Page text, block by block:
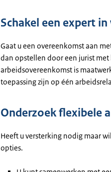
Schakel een expert
Gaat u een overeenkomst aan
dan opstellen door een jurist
arbeidsovereenkomst is
toepassing zijn op één
Onderzoek flexibele
Heeft u versterking nodig maar
opties.